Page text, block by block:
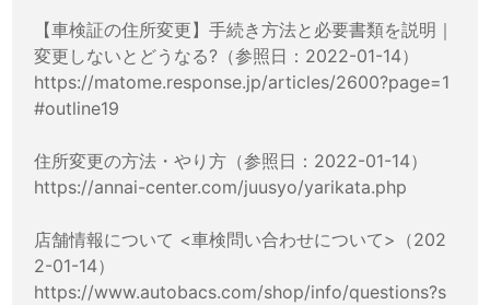
【車検証の住所変更】手続き方法と必要書類を説明｜
変更しないとどうなる?（参照日：2022-01-14）
https://matome.response.jp/articles/2600?page=1
#outline19
住所変更の方法・やり方（参照日：2022-01-14）
https://annai-center.com/juusyo/yarikata.php
店舗情報について <車検問い合わせについて>（202
2-01-14）
https://www.autobacs.com/shop/info/questions?s